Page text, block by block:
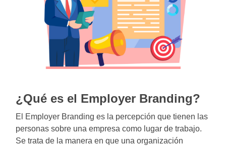
¿Qué es el Employer Branding?
El Employer Branding es la percepción que tienen las
personas sobre una empresa como lugar de trabajo.
Se trata de la manera en que una organización